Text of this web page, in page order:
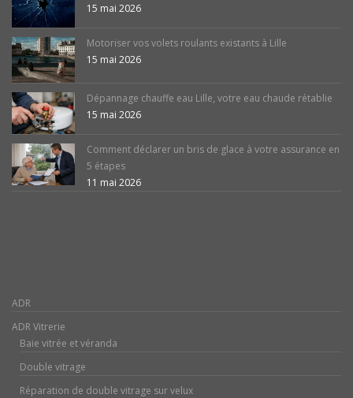
15 mai 2026
Motoriser vos volets roulants existants à Lille
15 mai 2026
Dépannage chauffe eau Lille, votre eau chaude rétablie
15 mai 2026
Comment déclarer un bris de glace à votre assurance en
5 étapes
11 mai 2026
ADR
ADR Vitrerie
Baie vitrée et véranda
Double vitrage
Réparation de double vitrage sur velux